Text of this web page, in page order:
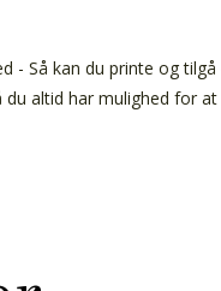
- Så kan du printe og
altid har mulighed for